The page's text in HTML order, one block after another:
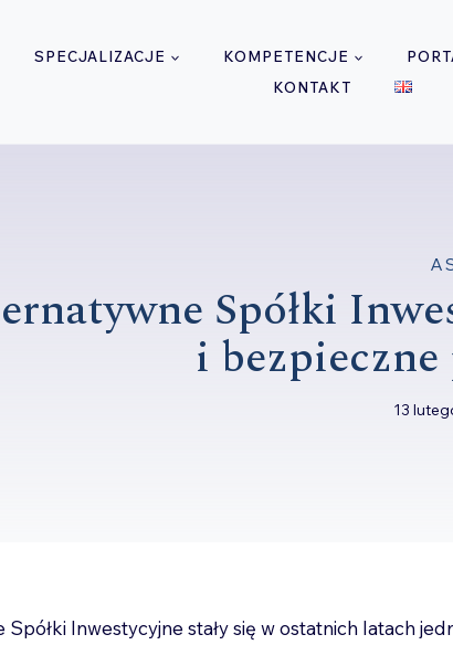
SPECJALIZACJE KOMPETENCJE
KONTAKT
Spółki
i
13
Inwestycyjne stały się w ostatnich latach